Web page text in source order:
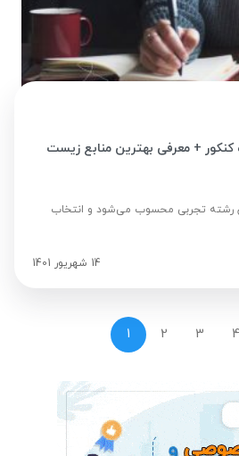
+ معرفی بهترین منابع زیست
تجربی محسوب می‌شود و انتخاب
14 شهریور 1401
1 2 3 4